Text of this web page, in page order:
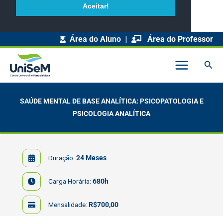
Aceitar!
Área do Aluno | Área do Professor
SAÚDE MENTAL DE BASE ANALÍTICA: PSICOPATOLOGIA E
PSICOLOGIA ANALÍTICA
Duração: 24 Meses
Carga Horária: 680h
Mensalidade: R$700,00